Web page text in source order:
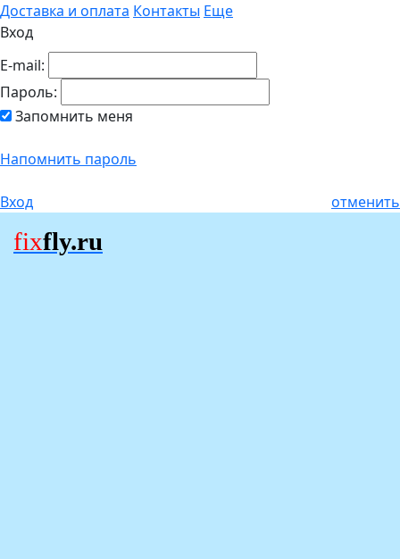
Доставка и оплата Контакты Еще
Вход
E-mail:
Пароль:
Запомнить меня
Напомнить пароль
Вход отменить
fixfly.ru